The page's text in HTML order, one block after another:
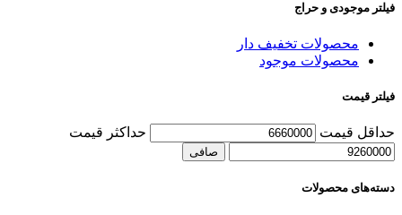
فیلتر موجودی و حراج
محصولات تخفیف دار
محصولات موجود
فیلتر قیمت
حداقل قیمت حداكثر قيمت
صافی
دسته‌های محصولات